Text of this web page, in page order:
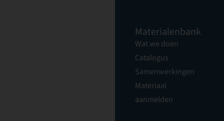
Materialenbank
Wat we doen
Catalogus
Samenwerkingen
Materiaal
aanmelden